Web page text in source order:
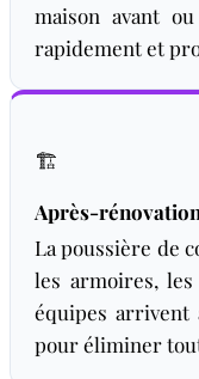
maison avant
rapidement et
🏗️
Après-
La poussière de
les armoires,
équipes arrivent
pour éliminer